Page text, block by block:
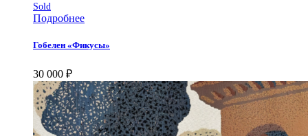
Sold
Подробнее
Гобелен «Фикусы»
30 000 ₽